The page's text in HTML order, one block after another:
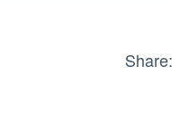
Share: